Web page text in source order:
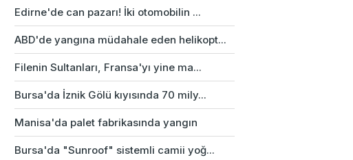
Edirne'de can pazarı! İki otomobilin ...
ABD'de yangına müdahale eden helikopt...
Filenin Sultanları, Fransa'yı yine ma...
Bursa'da İznik Gölü kıyısında 70 mily...
Manisa'da palet fabrikasında yangın
Bursa'da "Sunroof" sistemli camii yoğ...